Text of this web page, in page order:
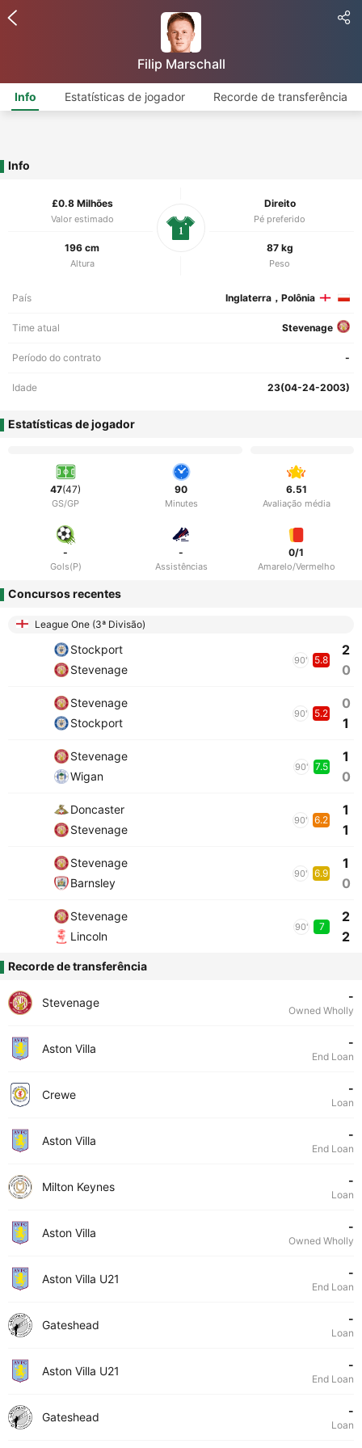
Filip Marschall
Info Estatísticas de jogador Recorde de transferência
Info
£0.8 Milhões
Valor estimado
Direito
Pé preferido
196 cm
Altura
87 kg
Peso
1
País Inglaterra，Polônia
Time atual Stevenage
Período do contrato -
Idade 23(04-24-2003)
Estatísticas de jogador
47(47)
GS/GP
90
Minutes
6.51
Avaliação média
-
Gols(P)
-
Assistências
0/1
Amarelo/Vermelho
Concursos recentes
League One (3ª Divisão)
Stockport
Stevenage
90' 5.8
2
0
Stevenage
Stockport
90' 5.2
0
1
Stevenage
Wigan
90' 7.5
1
0
Doncaster
Stevenage
90' 6.2
1
1
Stevenage
Barnsley
90' 6.9
1
0
Stevenage
Lincoln
90' 7
2
2
Recorde de transferência
Stevenage -
Owned Wholly
Aston Villa -
End Loan
Crewe -
Loan
Aston Villa -
End Loan
Milton Keynes -
Loan
Aston Villa -
Owned Wholly
Aston Villa U21 -
End Loan
Gateshead -
Loan
Aston Villa U21 -
End Loan
Gateshead -
Loan